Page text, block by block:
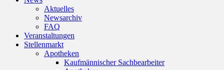
Aktuelles
Newsarchiv
FAQ
Veranstaltungen
Stellenmarkt
Apotheken
Kaufmännischer Sachbearbeiter